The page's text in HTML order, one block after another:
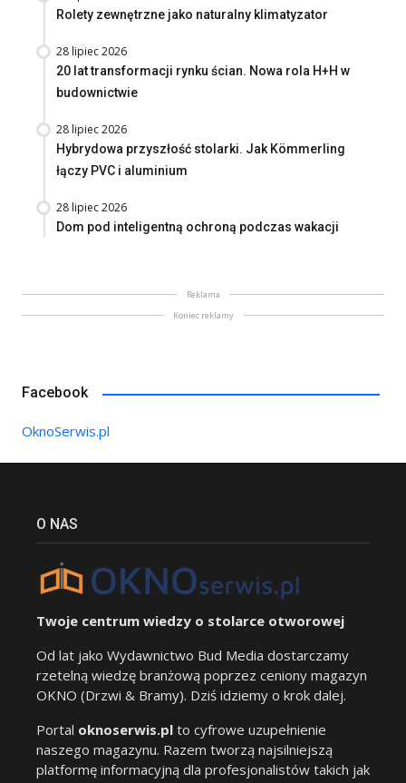
Rolety zewnętrzne jako naturalny klimatyzator
28 lipiec 2026
20 lat transformacji rynku ścian. Nowa rola H+H w
budownictwie
28 lipiec 2026
Hybrydowa przyszłość stolarki. Jak Kömmerling
łączy PVC i aluminium
28 lipiec 2026
Dom pod inteligentną ochroną podczas wakacji
Reklama
Koniec reklamy
Facebook
OknoSerwis.pl
O NAS
Twoje centrum wiedzy o stolarce otworowej
Od lat jako Wydawnictwo Bud Media dostarczamy
rzetelną wiedzę branżową poprzez ceniony magazyn
OKNO (Drzwi & Bramy). Dziś idziemy o krok dalej.
Portal oknoserwis.pl to cyfrowe uzupełnienie
naszego magazynu. Razem tworzą najsilniejszą
platformę informacyjną dla profesjonalistów takich jak